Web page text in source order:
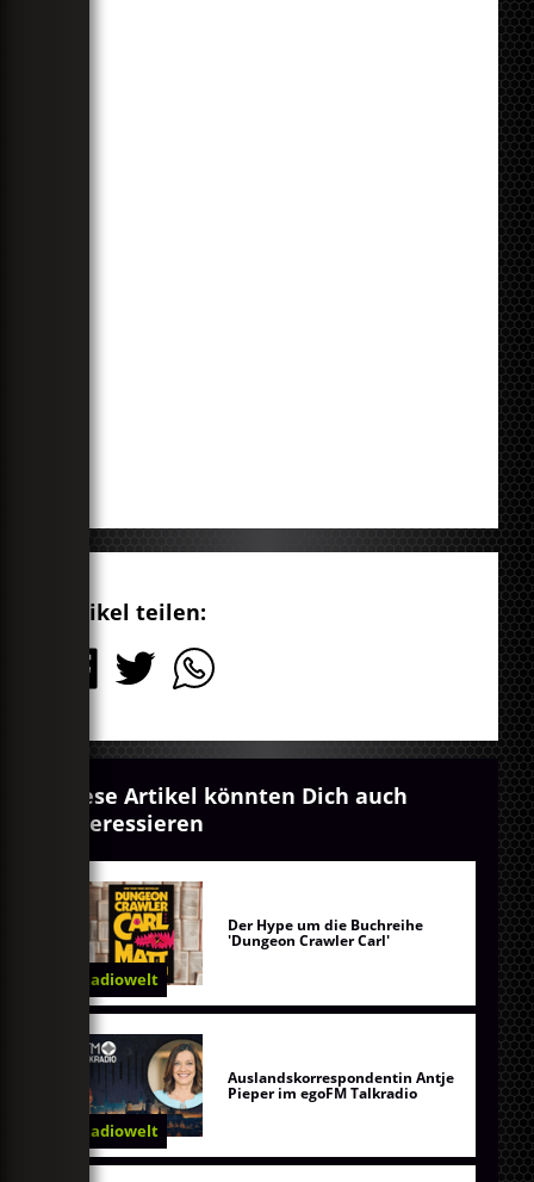
Artikel teilen:
Diese Artikel könnten Dich auch
interessieren
Radiowelt
Der Hype um die Buchreihe
'Dungeon Crawler Carl'
Radiowelt
Auslandskorrespondentin Antje
Pieper im egoFM Talkradio